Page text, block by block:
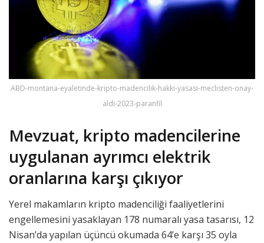
ABD-montana-eyaletinde-kripto-madencilik-hakki-yasasi-meclisten-onay-
aldi-2023-paranfil
Mevzuat, kripto madencilerine
uygulanan ayrımcı elektrik
oranlarına karşı çıkıyor
Yerel makamların kripto madenciliği faaliyetlerini
engellemesini yasaklayan 178 numaralı yasa tasarısı, 12
Nisan’da yapılan üçüncü okumada 64’e karşı 35 oyla